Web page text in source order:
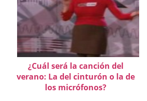
¿Cuál será la canción del
verano: La del cinturón o la de
los micrófonos?